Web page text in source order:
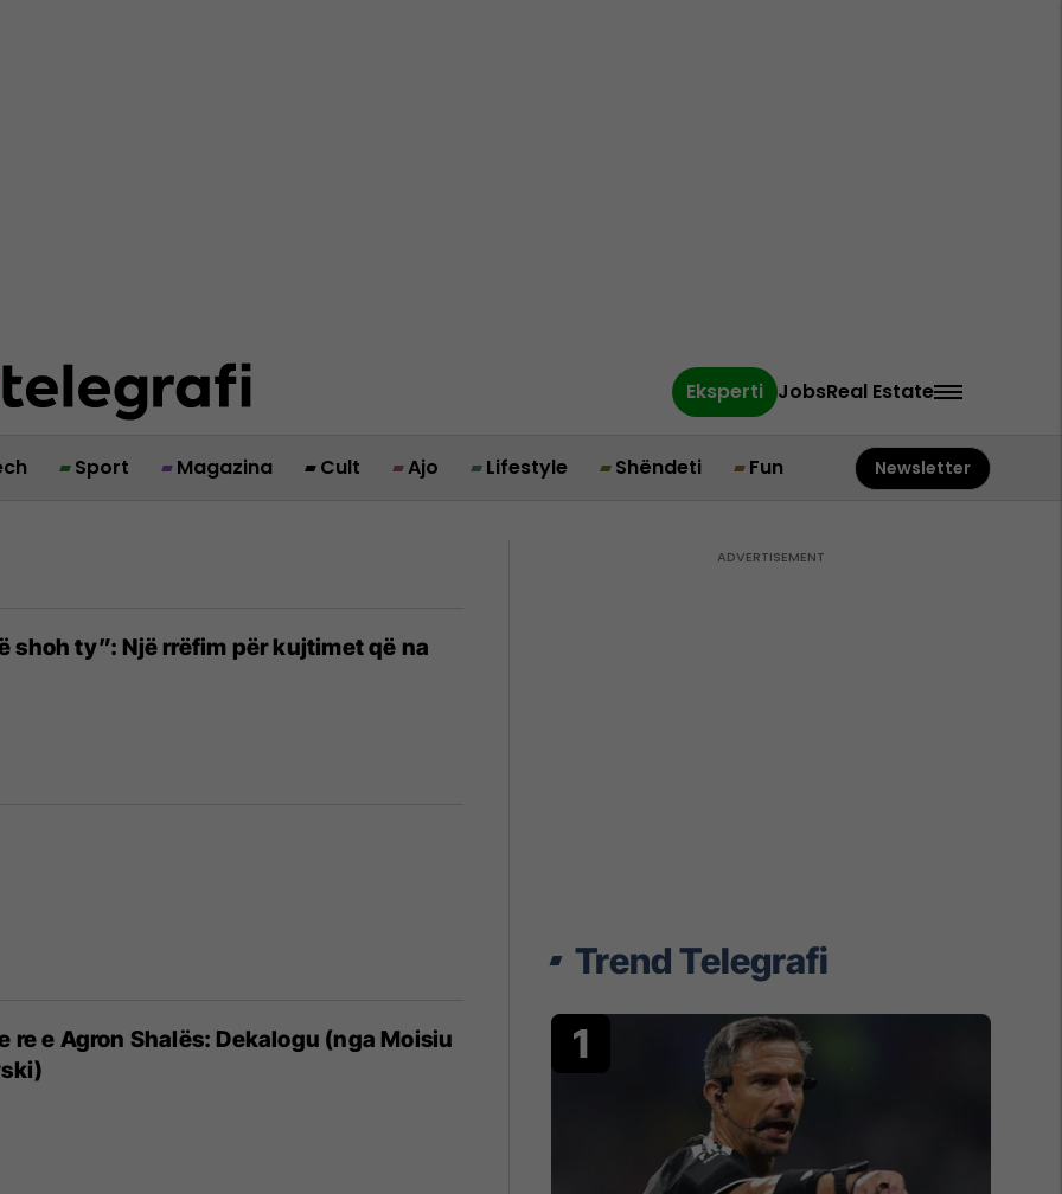
Eksperti JobsReal Estate
Sport Magazina Cult Ajo Lifestyle Shëndeti Fun Newsletter
shoh ty”: Një rrëfim për kujtimet që na
re e Agron Shalës: Dekalogu (nga Moisiu
Trend Telegrafi